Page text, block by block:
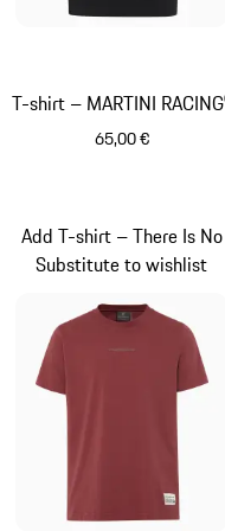
T-shirt – MARTINI
65,00 €
Add T-shirt – There Is No
Substitute to wishlist